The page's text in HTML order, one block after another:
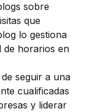
sobre
que
lo gestiona
de horarios en
seguir a una
cualificadas
y liderar